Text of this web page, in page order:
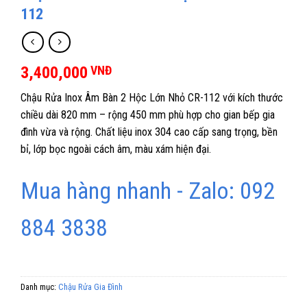
112
3,400,000 VNĐ
Chậu Rửa Inox Âm Bàn 2 Hộc Lớn Nhỏ CR-112 với kích thước
chiều dài 820 mm – rộng 450 mm phù hợp cho gian bếp gia
đình vừa và rộng. Chất liệu inox 304 cao cấp sang trọng, bền
bỉ, lớp bọc ngoài cách âm, màu xám hiện đại.
Mua hàng nhanh - Zalo: 092
884 3838
Danh mục: Chậu Rửa Gia Đình